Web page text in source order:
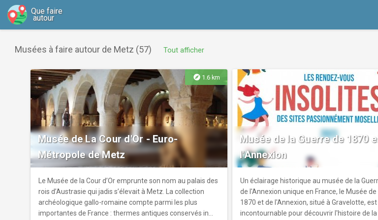
Que faire
autour
Musées à faire autour de Metz (57) Tout afficher
explore 1.6 km
Musée de La Cour d'Or - Euro-
Métropole de Metz
Le Musée de la Cour d’Or emprunte son nom au palais des
rois d’Austrasie qui jadis s’élevait à Metz. La collection
archéologique gallo-romaine compte parmi les plus
importantes de France : thermes antiques conservés in
Musée de la Guerre de 1870
l'Annexion
Un éclairage historique au musée de la
de l'Annexion unique en France, le Musée de
1870 et de l'Annexion, situé à Gravelotte, est
incontournable pour découvrir l'histoire de